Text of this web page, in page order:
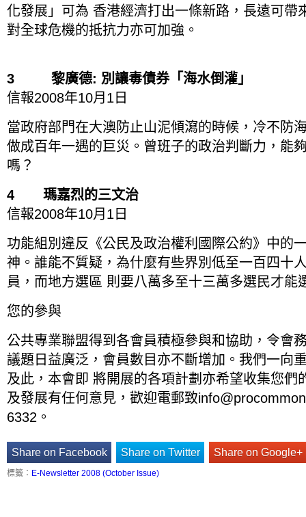
化發展」可為 香港經濟打出一條新路，長遠可帶
對全球危機的抵抗力亦可加強。
3 黎廣德: 別讓毒債券「海水倒灌」
信報2008年10月1日
當政府部門在大澳防止山泥傾瀉的時候，冷不防
做成百年一遇的巨災。曾班子的政治判斷力，能
嗎？
4 瑪嘉烈的三文治
信報2008年10月1日
功能組別違反《公民及政治權利國際公約》中的
神。誰能不質疑，為什麼有些界別低至一百四十
員，而地方選區 則要八萬多至十三萬多選民才能
您的參與
公共專業聯盟得到各會員積極參與和協助，令會
議題日益廣泛，會員數目亦不斷增加。我們一向
及此，本會即 將開展的各項計劃亦希望收集您們
及發展有任何意見，歡迎電郵致
6332。
Share on Facebook Share on Twitter Share on Google+
標籤： E-Newsletter 2008 (October Issue)